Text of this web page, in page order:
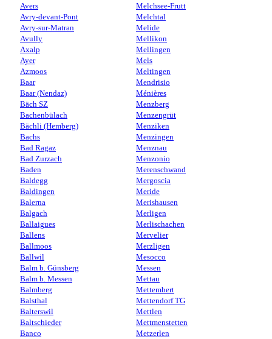
Avers
Avry-devant-Pont
Avry-sur-Matran
Avully
Axalp
Ayer
Azmoos
Baar
Baar (Nendaz)
Bäch SZ
Bachenbülach
Bächli (Hemberg)
Bachs
Bad Ragaz
Bad Zurzach
Baden
Baldegg
Baldingen
Balerna
Balgach
Ballaigues
Ballens
Ballmoos
Ballwil
Balm b. Günsberg
Balm b. Messen
Balmberg
Balsthal
Balterswil
Baltschieder
Banco
Melchsee-Frutt
Melchtal
Melide
Mellikon
Mellingen
Mels
Meltingen
Mendrisio
Ménières
Menzberg
Menzengrüt
Menziken
Menzingen
Menznau
Menzonio
Merenschwand
Mergoscia
Meride
Merishausen
Merligen
Merlischachen
Mervelier
Merzligen
Mesocco
Messen
Mettau
Mettembert
Mettendorf TG
Mettlen
Mettmenstetten
Metzerlen